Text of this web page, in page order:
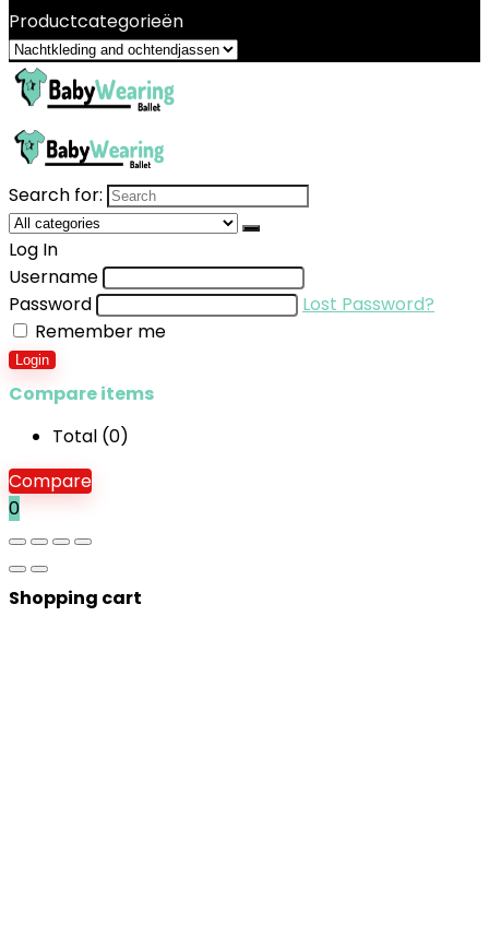
Productcategorieën
Search for:
Log In
Username
Password
Lost Password?
Remember me
Login
Compare items
Total (0)
Compare
0
Shopping cart